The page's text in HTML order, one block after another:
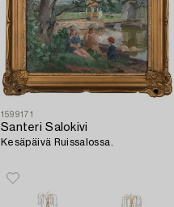
1599171
Santeri Salokivi
Kesäpäivä Ruissalossa.